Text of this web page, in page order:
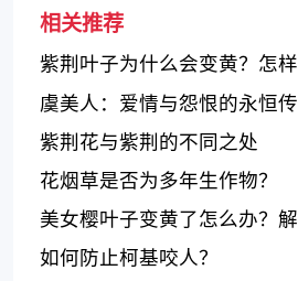
相关推荐
紫荆叶子为什么会变黄？怎样
虞美人：爱情与怨恨的永恒
紫荆花与紫荆的不同之处
花烟草是否为多年生作物？
美女樱叶子变黄了怎么办？解
如何防止柯基咬人？